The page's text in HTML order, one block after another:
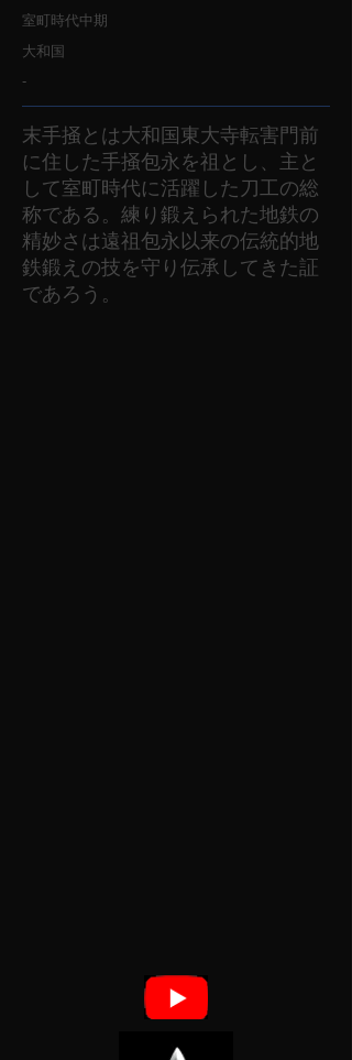
室町時代中期
大和国
-
末手掻とは大和国東大寺転害門前
に住した手掻包永を祖とし、主と
して室町時代に活躍した刀工の総
称である。練り鍛えられた地鉄の
精妙さは遠祖包永以来の伝統的地
鉄鍛えの技を守り伝承してきた証
であろう。